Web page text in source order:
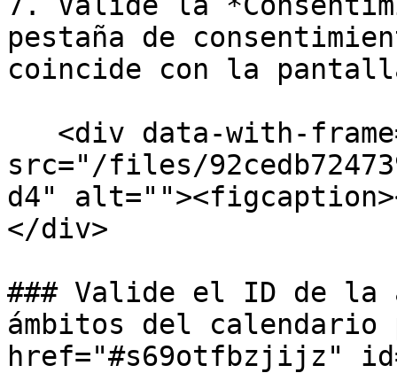
pestaña de
coincide con la
src="/files/
d4"
</div>
### Valide el ID de la
ámbitos del calendario
href="#s69otfbzjijz"